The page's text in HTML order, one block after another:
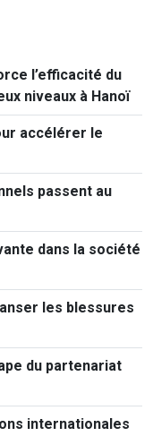
l’efficacité du
niveaux à Hanoï
accélérer le
passent au
dans la société
les blessures
du partenariat
internationales